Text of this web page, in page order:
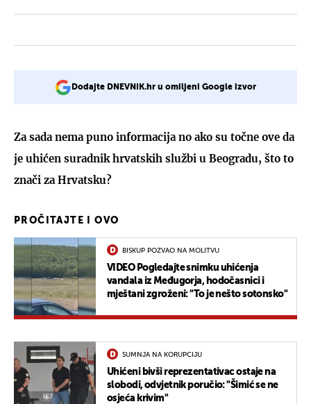
Dodajte DNEVNIK.hr u omiljeni Google izvor
Za sada nema puno informacija no ako su točne ove da
je uhićen suradnik hrvatskih službi u Beogradu, što to
znači za Hrvatsku?
PROČITAJTE I OVO
BISKUP POZVAO NA MOLITVU
VIDEO Pogledajte snimku uhićenja
vandala iz Međugorja, hodočasnici i
mještani zgroženi: "To je nešto sotonsko"
SUMNJA NA KORUPCIJU
Uhićeni bivši reprezentativac ostaje na
slobodi, odvjetnik poručio: "Šimić se ne
osjeća krivim"